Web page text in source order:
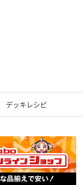
デッキレシピ